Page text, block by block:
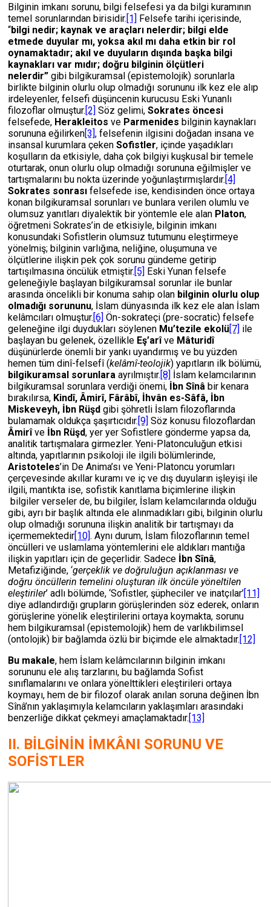
Bilginin imkanı sorunu, bilgi felsefesi ya da bilgi kuramının
temel sorunlarından birisidir.[1] Felsefe tarihi içerisinde,
“bilgi nedir; kaynak ve araçları nelerdir; bilgi elde
etmede duyular mı, yoksa akıl mı daha etkin bir rol
oynamaktadır; akıl ve duyuların dışında başka bilgi
kaynakları var mıdır; doğru bilginin ölçütleri
nelerdir” gibi bilgikuramsal (epistemolojik) sorunlarla
birlikte bilginin olurlu olup olmadığı sorununu ilk kez ele alıp
irdeleyenler, felsefi düşüncenin kurucusu Eski Yunanlı
filozoflar olmuştur.[2] Söz gelimi, Sokrates öncesi
felsefede, Herakleitos ve Parmenides bilginin kaynakları
sorununa eğilirken[3], felsefenin ilgisini doğadan insana ve
insansal kurumlara çeken Sofistler, içinde yaşadıkları
koşulların da etkisiyle, daha çok bilgiyi kuşkusal bir temele
oturtarak, onun olurlu olup olmadığı sorununa eğilmişler ve
tartışmalarını bu nokta üzerinde yoğunlaştırmışlardır.[4]
Sokrates sonrası felsefede ise, kendisinden önce ortaya
konan bilgikuramsal sorunları ve bunlara verilen olumlu ve
olumsuz yanıtları diyalektik bir yöntemle ele alan Platon,
öğretmeni Sokrates’in de etkisiyle, bilginin imkanı
konusundaki Sofistlerin olumsuz tutumunu eleştirmeye
yönelmiş; bilginin varlığına, neliğine, oluşumuna ve
ölçütlerine ilişkin pek çok sorunu gündeme getirip
tartışılmasına öncülük etmiştir.[5] Eski Yunan felsefe
geleneğiyle başlayan bilgikuramsal sorunlar ile bunlar
arasında öncelikli bir konuma sahip olan bilginin olurlu olup
olmadığı sorununu, İslam dünyasında ilk kez ele alan İslam
kelâmcıları olmuştur.[6] Ön-sokrateçi (pre-socratic) felsefe
geleneğine ilgi duydukları söylenen Mu’tezile ekolü[7] ile
başlayan bu gelenek, özellikle Eş’arîve Mâturidî
düşünürlerde önemli bir yankı uyandırmış ve bu yüzden
hemen tüm dinî-felsefî (kelâmî-teolojik) yapıtların ilk bölümü,
bilgikuramsal sorunlara ayrılmıştır.[8] İslam kelamcılarının
bilgikuramsal sorunlara verdiği önemi, İbn Sînâ bir kenara
bırakılırsa, Kindî, Âmirî, Fârâbî, İhvân es-Sâfâ, İbn
Miskeveyh, İbn Rüşd gibi şöhretli İslam filozoflarında
bulamamak oldukça şaşırtıcıdır.[9] Söz konusu filozoflardan
Âmirîve İbn Rüşd, yer yer Sofistlere gönderme yapsa da,
analitik tartışmalara girmezler. Yeni-Platonculuğun etkisi
altında, yapıtlarının psikoloji ile ilgili bölümlerinde,
Aristoteles’in De Anima’sı ve Yeni-Platoncu yorumları
çerçevesinde akıllar kuramı ve iç ve dış duyuların işleyişi ile
ilgili, mantıkta ise, sofistik kanıtlama biçimlerine ilişkin
bilgiler verseler de, bu bilgiler, İslam kelamcılarında olduğu
gibi, ayrı bir başlık altında ele alınmadıkları gibi, bilginin olurlu
olup olmadığı sorununa ilişkin analitik bir tartışmayı da
içermemektedir[10]. Aynı durum, İslam filozoflarının temel
öncülleri ve uslamlama yöntemlerini ele aldıkları mantığa
ilişkin yapıtları için de geçerlidir. Sadece İbn Sînâ,
Metafiziğinde, ‘gerçeklik ve doğruluğun açıklanması ve
doğru öncüllerin temelini oluşturan ilk öncüle yöneltilen
eleştiriler’ adlı bölümde, ‘Sofistler, şüpheciler ve inatçılar’[11]
diye adlandırdığı grupların görüşlerinden söz ederek, onların
görüşlerine yönelik eleştirilerini ortaya koymakta, sorunu
hem bilgikuramsal (epistemolojik) hem de varlıkbilimsel
(ontolojik) bir bağlamda özlü bir biçimde ele almaktadır.[12]
Bu makale, hem İslam kelâmcılarının bilginin imkanı
sorununu ele alış tarzlarını, bu bağlamda Sofist
sınıflamalarını ve onlara yönelttikleri eleştirileri ortaya
koymayı, hem de bir filozof olarak anılan soruna değinen İbn
Sînâ’nın yaklaşımıyla kelamcıların yaklaşımları arasındaki
benzerliğe dikkat çekmeyi amaçlamaktadır.[13]
II. BİLGİNİN İMKÂNI SORUNU VE
SOFİSTLER